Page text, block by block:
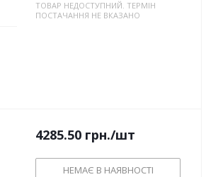
ТОВАР НЕДОСТУПНИЙ. ТЕРМІН
ПОСТАЧАННЯ НЕ ВКАЗАНО
4285.50 грн./шт
НЕМАЄ В НАЯВНОСТІ